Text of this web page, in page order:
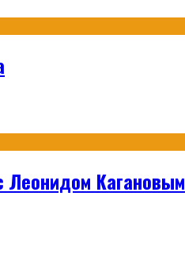
Леонидом Кагановым